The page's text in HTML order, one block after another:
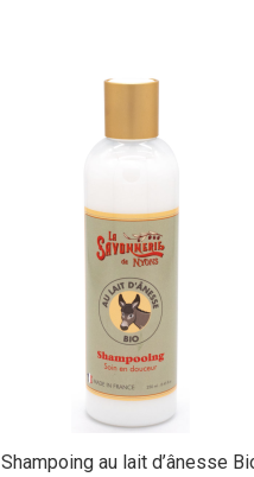
Shampoing au lait d’ânesse